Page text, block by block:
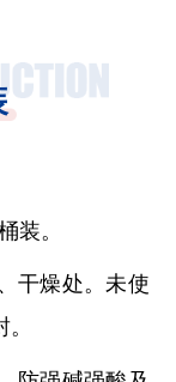
装。
干燥处。未使